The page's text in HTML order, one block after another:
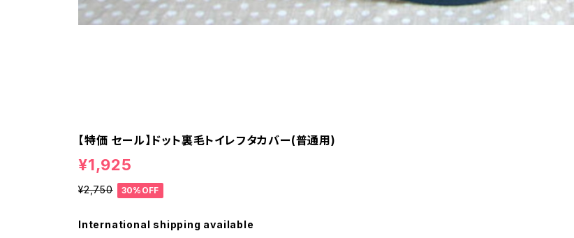
【特価 セール】ドット裏毛トイレフタカバー(普通用)
¥1,925
¥2,750 30%OFF
International shipping available